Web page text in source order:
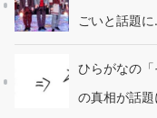
ごいと話題
ひらがなの
の真相が話